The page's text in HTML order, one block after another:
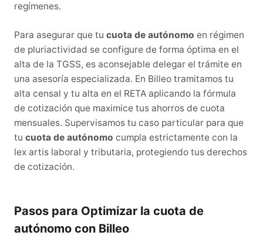
regímenes.
Para asegurar que tu cuota de autónomo en régimen
de pluriactividad se configure de forma óptima en el
alta de la TGSS, es aconsejable delegar el trámite en
una asesoría especializada. En Billeo tramitamos tu
alta censal y tu alta en el RETA aplicando la fórmula
de cotización que maximice tus ahorros de cuota
mensuales. Supervisamos tu caso particular para que
tu cuota de autónomo cumpla estrictamente con la
lex artis laboral y tributaria, protegiendo tus derechos
de cotización.
Pasos para Optimizar la cuota de
autónomo con Billeo